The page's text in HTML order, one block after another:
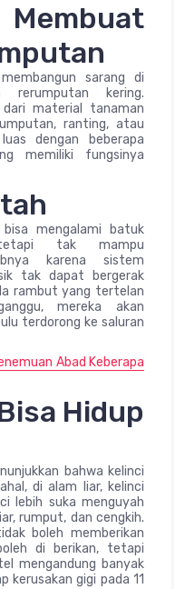
sarang di
rerumputan kering.
material tanaman
ranting, atau
dengan beberapa
memiliki fungsinya
mengalami batuk
tak mampu
karena sistem
tak dapat bergerak
rambut yang tertelan
mereka akan
terdorong ke saluran
Abad Keberapa
Hidup
bahwa kelinci
di alam liar, kelinci
lebih suka menguyah
rumput, dan cengkih.
boleh memberikan
di berikan, tetapi
mengandung banyak
kerusakan gigi pada 11